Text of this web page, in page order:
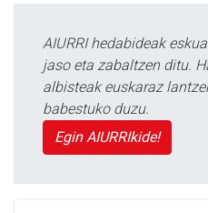
AIURRI hedabideak
jaso eta zabaltzen ditu.
albisteak euskaraz
babestuko duzu.
Egin AIURRIkide!